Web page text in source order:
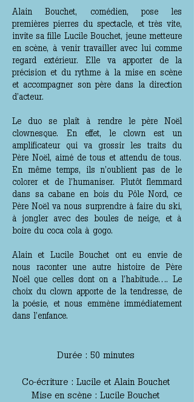
Alain Bouchet, comédien, pose les
premières pierres du spectacle, et très vite,
invite sa fille Lucile Bouchet, jeune metteure
en scène, à venir travailler avec lui comme
regard extérieur. Elle va apporter de la
précision et du rythme à la mise en scène
et accompagner son père dans la direction
d’acteur.
Le duo se plaît à rendre le père Noël
clownesque. En effet, le clown est un
amplificateur qui va grossir les traits du
Père Noël, aimé de tous et attendu de tous.
En même temps, ils n’oublient pas de le
colorer et de l’humaniser. Plutôt flemmard
dans sa cabane en bois du Pôle Nord, ce
Père Noël va nous surprendre à faire du ski,
à jongler avec des boules de neige, et à
boire du coca cola à gogo.
Alain et Lucile Bouchet ont eu envie de
nous raconter une autre histoire de Père
Noël que celles dont on a l’habitude…. Le
choix du clown apporte de la tendresse, de
la poésie, et nous emmène immédiatement
dans l’enfance.
Durée : 50 minutes
Co-écriture : Lucile et Alain Bouchet
Mise en scène : Lucile Bouchet